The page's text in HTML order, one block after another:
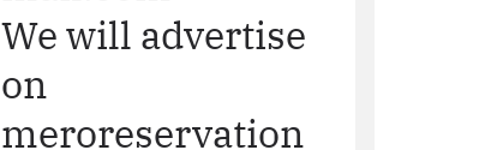
We will advertise
on
meroreservation